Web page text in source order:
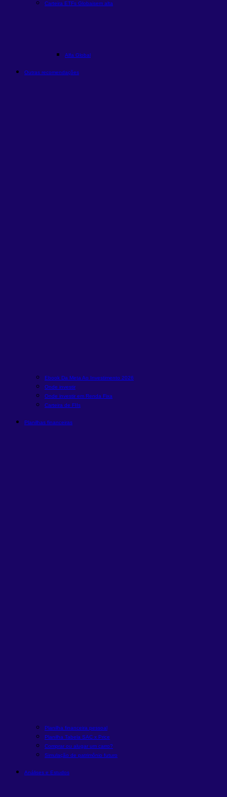
Carteira ETFs Globaisem alta
Alfa Global
Outras recomendações
Ebook Da Meta Ao Investimento 2026
Onde investir
Onde investir em Renda Fixa
Carteira de FIIs
Planilhas financeiras
Planilha financeira pessoal
Planilha Tabela SAC x Price
Comprar ou alugar um carro?
Simulação de patrimônio futuro
Análises e Estudos